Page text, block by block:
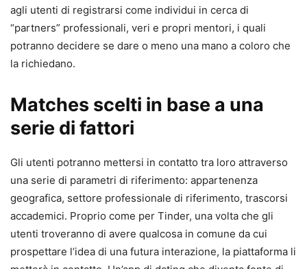
agli utenti di registrarsi come individui in cerca di
“partners” professionali, veri e propri mentori, i quali
potranno decidere se dare o meno una mano a coloro che
la richiedano.
Matches scelti in base a una
serie di fattori
Gli utenti potranno mettersi in contatto tra loro attraverso
una serie di parametri di riferimento: appartenenza
geografica, settore professionale di riferimento, trascorsi
accademici. Proprio come per Tinder, una volta che gli
utenti troveranno di avere qualcosa in comune da cui
prospettare l’idea di una futura interazione, la piattaforma li